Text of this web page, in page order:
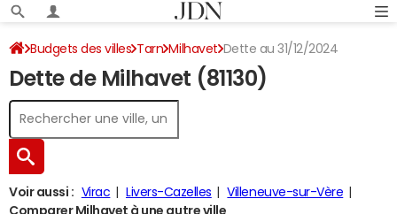
Budgets des villes Tarn Milhavet Dette au 31/12/2024
Dette de Milhavet (81130)
Voir aussi : Virac Livers-Cazelles
Villeneuve-sur-Vère
Comparer Milhavet à une autre ville